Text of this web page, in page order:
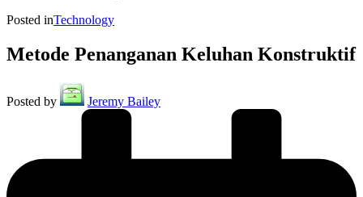
Posted inTechnology
Metode Penanganan Keluhan Konstruktif
Posted by Jeremy Bailey